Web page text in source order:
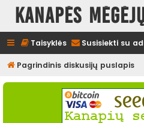
Kanapės
Taisyklės Susisiekti su
Pagrindinis diskusijų puslapis